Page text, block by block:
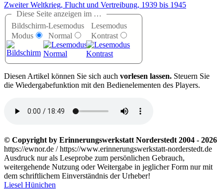
Zweiter Weltkrieg, Flucht und Vertreibung, 1939 bis 1945
Diese Seite anzeigen im …
Bildschirm-
Modus
Lesemodus
Normal
Lesemodus
Kontrast
Diesen Artikel können Sie sich auch vorlesen lassen. Steuern Sie
die Wiedergabefunktion mit den Bedienelementen des Players.
© Copyright by Erinnerungswerkstatt Norderstedt 2004 - 2026
https://ewnor.de / https://www.erinnerungswerkstatt-norderstedt.de
Ausdruck nur als Leseprobe zum persönlichen Gebrauch,
weitergehende Nutzung oder Weitergabe in jeglicher Form nur mit
dem schriftlichem Einverständnis der Urheber!
Liesel Hünichen